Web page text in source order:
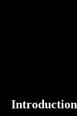
Introduction